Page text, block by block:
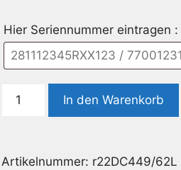
Hier Seriennummer eintragen :
Code
Renault
In den Warenkorb
Artikelnummer: r22DC449/62L